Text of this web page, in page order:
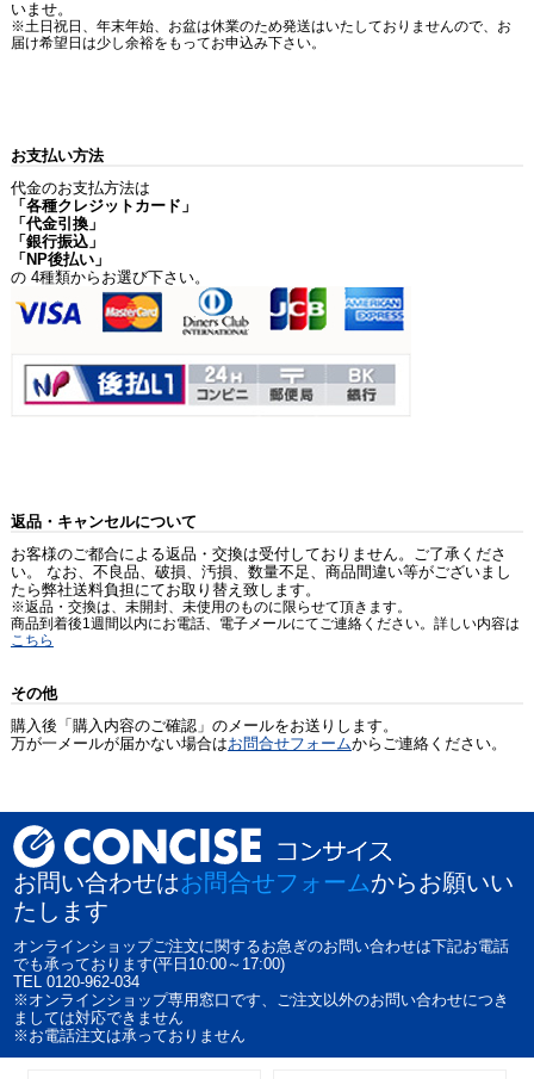
いませ。
※土日祝日、年末年始、お盆は休業のため発送はいたしておりませんので、お
届け希望日は少し余裕をもってお申込み下さい。
お支払い方法
代金のお支払方法は
「各種クレジットカード」
「代金引換」
「銀行振込」
「NP後払い」
の 4種類からお選び下さい。
返品・キャンセルについて
お客様のご都合による返品・交換は受付しておりません。ご了承くださ
い。 なお、不良品、破損、汚損、数量不足、商品間違い等がございまし
たら弊社送料負担にてお取り替え致します。
※返品・交換は、未開封、未使用のものに限らせて頂きます。
商品到着後1週間以内にお電話、電子メールにてご連絡ください。詳しい内容は
こちら
その他
購入後「購入内容のご確認」のメールをお送りします。
万が一メールが届かない場合はお問合せフォームからご連絡ください。
お問い合わせはお問合せフォームからお願いい
たします
オンラインショップご注文に関するお急ぎのお問い合わせは下記お電話
でも承っております(平日10:00～17:00)
TEL 0120-962-034
※オンラインショップ専用窓口です、ご注文以外のお問い合わせにつき
ましては対応できません
※お電話注文は承っておりません